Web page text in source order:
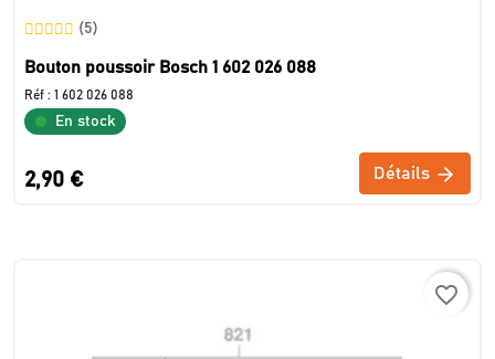
(5)
Bouton poussoir Bosch 1 602 026 088
Réf : 1 602 026 088
En stock
2,90 € Détails
favorite_border